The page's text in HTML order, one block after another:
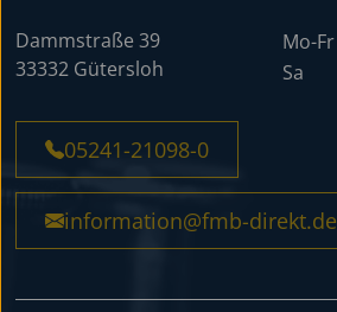
Dammstraße 39
33332 Gütersloh
Mo-Fr
Sa
05241-21098-0
information@fmb-direkt.de